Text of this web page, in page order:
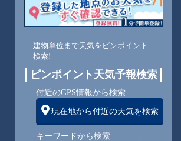
北東 東 東
4 4 4 4
建物単位まで天気をピンポイント
検索!
ピンポイント天気予報検索
付近のGPS情報から検索
現在地から付近の天気を検索
キーワードから検索